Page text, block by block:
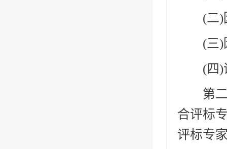
(二)因
(三)因
(四)评
第二
合评标
评标专